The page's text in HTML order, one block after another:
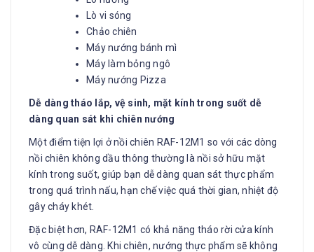
Lò vi sóng
Chảo chiên
Máy nướng bánh mì
Máy làm bỏng ngô
Máy nướng Pizza
Dễ dàng tháo lắp, vệ sinh, mặt kính trong suốt dễ
dàng quan sát khi chiên nướng
Một điểm tiện lợi ở nồi chiên RAF-12M1 so với các dòng
nồi chiên không dầu thông thường là nồi sở hữu mặt
kính trong suốt, giúp bạn dễ dàng quan sát thực phẩm
trong quá trình nấu, hạn chế việc quá thời gian, nhiệt độ
gây cháy khét.
Đặc biệt hơn, RAF-12M1 có khả năng tháo rời cửa kính
vô cùng dễ dàng. Khi chiên, nướng thực phẩm sẽ không